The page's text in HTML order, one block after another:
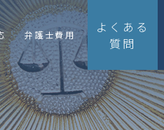
弁護士費用
よくある
質問